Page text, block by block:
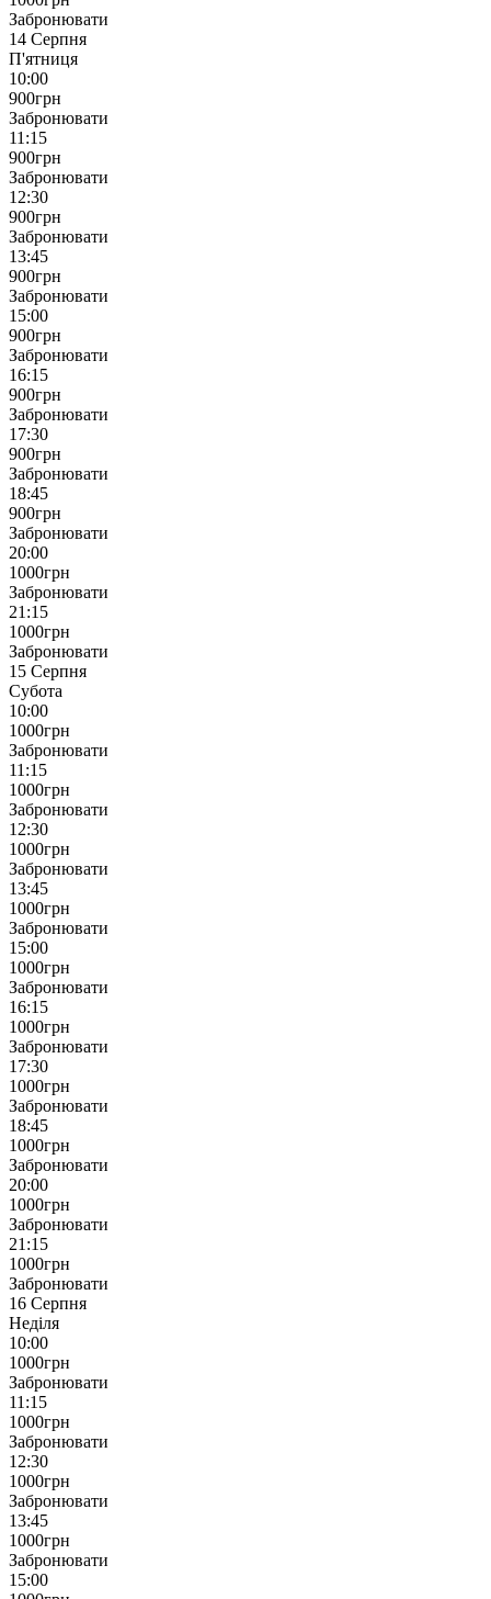
Забронювати
14 Серпня
П'ятниця
10:00
900грн
Забронювати
11:15
900грн
Забронювати
12:30
900грн
Забронювати
13:45
900грн
Забронювати
15:00
900грн
Забронювати
16:15
900грн
Забронювати
17:30
900грн
Забронювати
18:45
900грн
Забронювати
20:00
1000грн
Забронювати
21:15
1000грн
Забронювати
15 Серпня
Субота
10:00
1000грн
Забронювати
11:15
1000грн
Забронювати
12:30
1000грн
Забронювати
13:45
1000грн
Забронювати
15:00
1000грн
Забронювати
16:15
1000грн
Забронювати
17:30
1000грн
Забронювати
18:45
1000грн
Забронювати
20:00
1000грн
Забронювати
21:15
1000грн
Забронювати
16 Серпня
Неділя
10:00
1000грн
Забронювати
11:15
1000грн
Забронювати
12:30
1000грн
Забронювати
13:45
1000грн
Забронювати
15:00